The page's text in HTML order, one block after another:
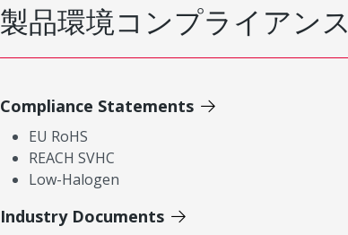
製品環境コンプライアンス
Compliance Statements
EU RoHS
REACH SVHC
Low-Halogen
Industry Documents